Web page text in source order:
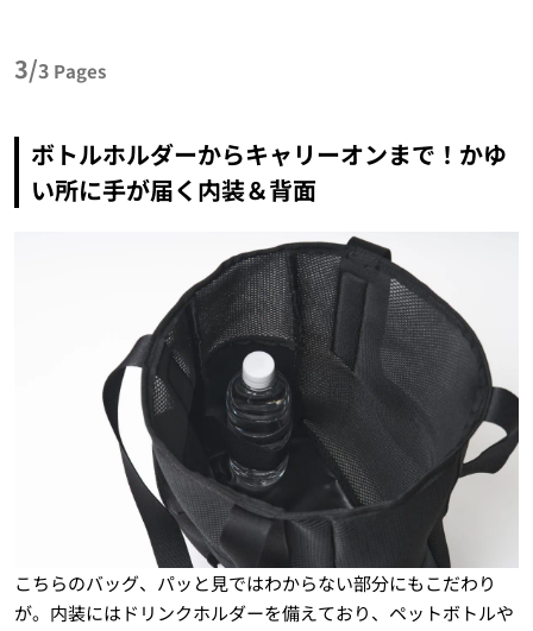
3/3 Pages
ボトルホルダーからキャリーオンまで！かゆ
い所に手が届く内装＆背面
こちらのバッグ、パッと見ではわからない部分にもこだわり
が。内装にはドリンクホルダーを備えており、ペットボトルや